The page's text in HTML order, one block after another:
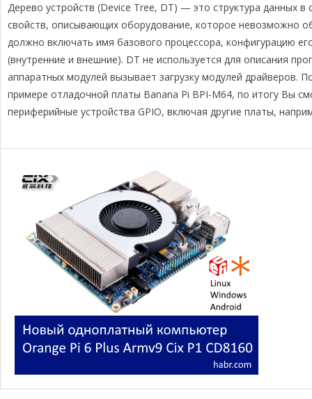
l
e
g
r
a
m
c
e
b
o
o
k
r
e
a
d
s
p
y
L
i
n
k
п
р
а
в
и
т
ь
Дерево устройств (Device Tree, DT) — это структура данных
свойств, описывающих оборудование, которое невозможно
должно включать имя базового процессора, конфигурацию
(внутренние и внешние). DT не используется для описания
аппаратных модулей вызывает загрузку модулей драйверов.
примере отладочной платы Banana Pi BPI-M64, по итогу Вы
периферийные устройства GPIO, включая другие платы,